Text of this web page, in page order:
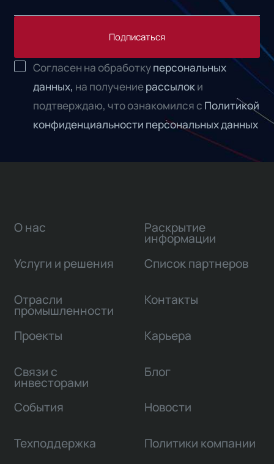
Подписаться
Согласен на обработкуперсональных
данных, на получениерассылоки
подтверждаю, что ознакомился с Политикой
конфиденциальности персональных данных
О нас
Услуги и решения
Отрасли
промышленности
Проекты
Связи с
инвесторами
Раскрытие
информации
Список партнеров
Контакты
Карьера
Блог
События Новости
Техподдержка Политики компании